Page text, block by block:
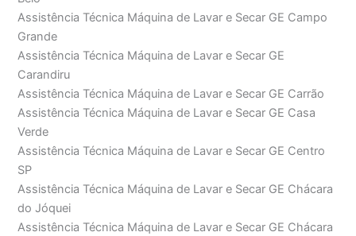
Assistência Técnica Máquina de Lavar e Secar GE Campo
Grande
Assistência Técnica Máquina de Lavar e Secar GE
Carandiru
Assistência Técnica Máquina de Lavar e Secar GE Carrão
Assistência Técnica Máquina de Lavar e Secar GE Casa
Verde
Assistência Técnica Máquina de Lavar e Secar GE Centro
SP
Assistência Técnica Máquina de Lavar e Secar GE Chácara
do Jóquei
Assistência Técnica Máquina de Lavar e Secar GE Chácara